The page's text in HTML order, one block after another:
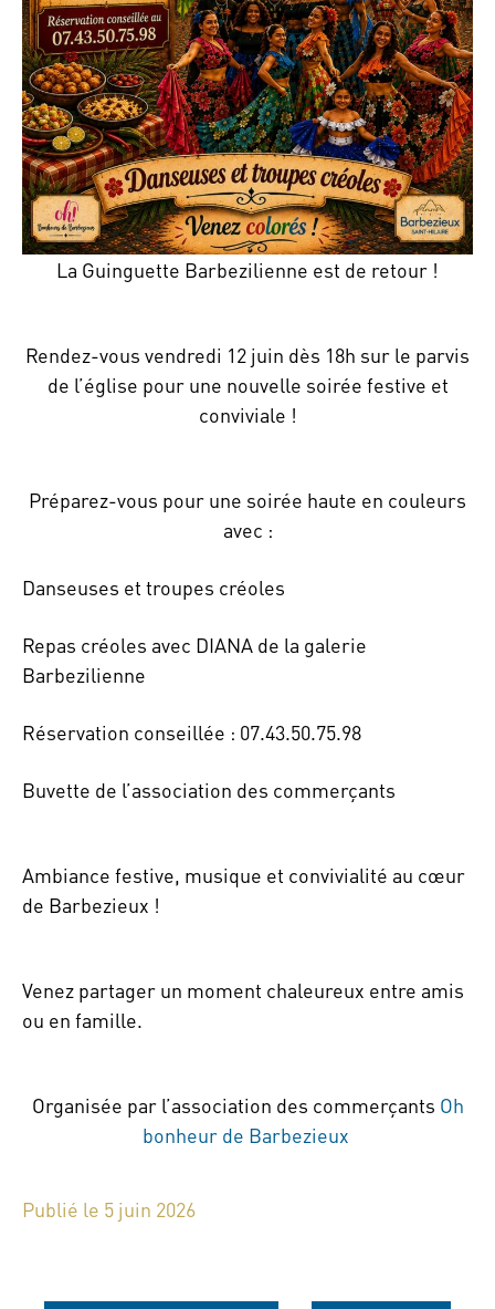
La Guinguette Barbezilienne est de retour !
Rendez-vous vendredi 12 juin dès 18h sur le parvis
de l’église pour une nouvelle soirée festive et
conviviale !
Préparez-vous pour une soirée haute en couleurs
avec :
Danseuses et troupes créoles
Repas créoles avec DIANA de la galerie
Barbezilienne
Réservation conseillée : 07.43.50.75.98
Buvette de l’association des commerçants
Ambiance festive, musique et convivialité au cœur
de Barbezieux !
Venez partager un moment chaleureux entre amis
ou en famille.
Organisée par l’association des commerçants Oh
bonheur de Barbezieux
Publié le 5 juin 2026